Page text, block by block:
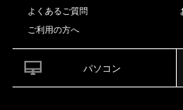
よくあるご質問
ご利用の方へ
パソコン